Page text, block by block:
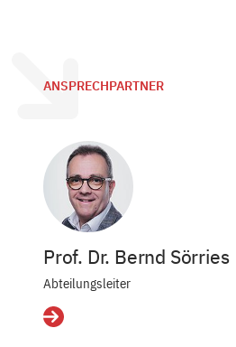
ANSPRECHPARTNER
Prof. Dr. Bernd Sörries
Abteilungsleiter
Details